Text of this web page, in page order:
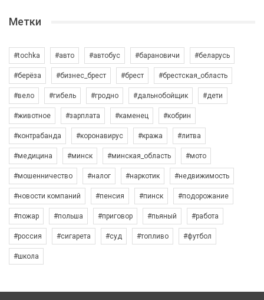
Метки
#tochka #авто #автобус #барановичи #беларусь
#берёза #бизнес_брест #брест #брестская_область
#вело #гибель #гродно #дальнобойщик #дети
#животное #зарплата #каменец #кобрин
#контрабанда #коронавирус #кража #литва
#медицина #минск #минская_область #мото
#мошенничество #налог #наркотик #недвижимость
#новости компаний #пенсия #пинск #подорожание
#пожар #польша #приговор #пьяный #работа
#россия #сигарета #суд #топливо #футбол
#школа